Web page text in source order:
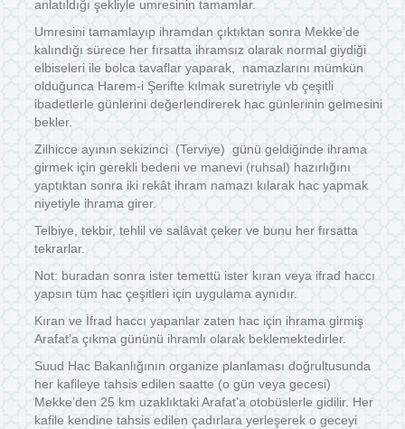
anlatıldığı şekliyle umresinin tamamlar.
Umresini tamamlayıp ihramdan çıktıktan sonra Mekke’de
kalındığı sürece her fırsatta ihramsız olarak normal giydiği
elbiseleri ile bolca tavaflar yaparak, namazlarını mümkün
olduğunca Harem-i Şerifte kılmak suretriyle vb çeşitli
ibadetlerle günlerini değerlendirerek hac günlerinin gelmesini
bekler.
Zilhicce ayının sekizinci (Terviye) günü geldiğinde ihrama
girmek için gerekli bedeni ve manevi (ruhsal) hazırlığını
yaptıktan sonra iki rekât ihram namazı kılarak hac yapmak
niyetiyle ihrama girer.
Telbiye, tekbir, tehlil ve salâvat çeker ve bunu her fırsatta
tekrarlar.
Not: buradan sonra ister temettü ister kıran veya ifrad haccı
yapsın tüm hac çeşitleri için uygulama aynıdır.
Kıran ve İfrad haccı yapanlar zaten hac için ihrama girmiş
Arafat’a çıkma gününü ihramlı olarak beklemektedirler.
Suud Hac Bakanlığının organize planlaması doğrultusunda
her kafileye tahsis edilen saatte (o gün veya gecesi)
Mekke’den 25 km uzaklıktaki Arafat’a otobüslerle gidilir. Her
kafile kendine tahsis edilen çadırlara yerleşerek o geceyi